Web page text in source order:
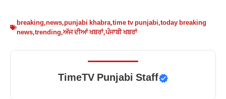
breaking,news,punjabi khabra,time tv punjabi,today breaking
news,trending,ਅੱਜ ਦੀਆਂ ਖਬਰਾਂ,ਪੰਜਾਬੀ ਖਬਰਾਂ
TimeTV Punjabi Staff